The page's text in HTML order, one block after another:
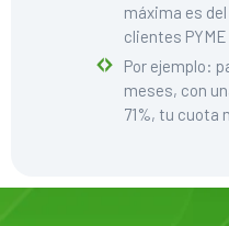
máxima es
clientes
Por ejemplo:
meses, con
71%, tu cuota